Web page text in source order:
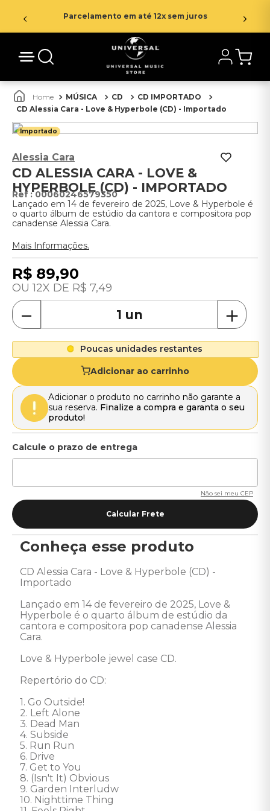
Parcelamento em até 12x sem juros
MÚSICA CD
CD IMPORTADO
CD Alessia Cara - Love & Hyperbole (CD) - Importado
Importado
Alessia Cara
CD ALESSIA CARA - LOVE &
HYPERBOLE (CD) - IMPORTADO
:00060246579350
Lançado em 14 de fevereiro de 2025, Love & Hyperbole é
o quarto álbum de estúdio da cantora e compositora pop
canadense Alessia Cara.
Mais Informações.
R$ 89,90
12 R$ 7,49
＋
－
Poucas unidades restantes
Adicionar ao carrinho
Adicionar o produto no carrinho não garante a
sua reserva. Finalize a compra e garanta o seu
produto!
Não sei meu CEP
Conheça esse produto
CD Alessia Cara - Love & Hyperbole (CD) -
Importado
Lançado em 14 de fevereiro de 2025, Love &
Hyperbole é o quarto álbum de estúdio da
cantora e compositora pop canadense Alessia
Cara.
Love & Hyperbole jewel case CD.
Repertório do CD:
1. Go Outside!
2. Left Alone
3. Dead Man
4. Subside
5. Run Run
6. Drive
7. Get to You
8. (Isn't It) Obvious
9. Garden Interludw
10. Nighttime Thing